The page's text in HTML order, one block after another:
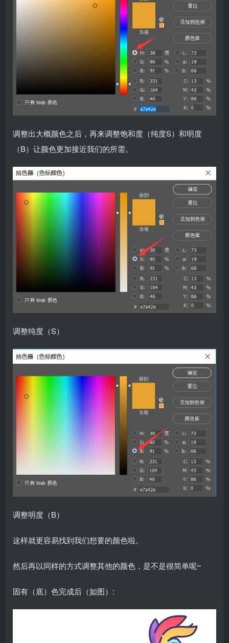
调整出大概颜色之后，再来调整饱和度（纯度S）和明度
（B）让颜色更加接近我们的所需。
调整纯度（S）
调整明度（B）
这样就更容易找到我们想要的颜色啦。
然后再以同样的方式调整其他的颜色，是不是很简单呢~
固有（底）色完成后（如图）: